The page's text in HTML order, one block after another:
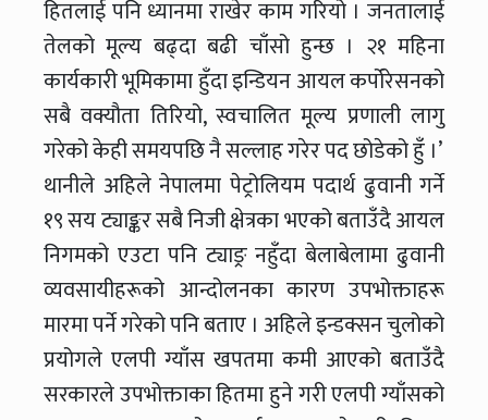
हितलाई पनि ध्यानमा राखेर काम गरियो । जनतालाई
तेलको मूल्य बढ्दा बढी चाँसो हुन्छ । २१ महिना
कार्यकारी भूमिकामा हुँदा इन्डियन आयल कर्पोरेसनको
सबै वक्यौता तिरियो, स्वचालित मूल्य प्रणाली लागु
गरेको केही समयपछि नै सल्लाह गरेर पद छोडेको हुँ ।’
थानीले अहिले नेपालमा पेट्रोलियम पदार्थ ढुवानी गर्ने
१९ सय ट्याङ्कर सबै निजी क्षेत्रका भएको बताउँदै आयल
निगमको एउटा पनि ट्याङ्र नहुँदा बेलाबेलामा ढुवानी
व्यवसायीहरूको आन्दोलनका कारण उपभोक्ताहरू
मारमा पर्ने गरेको पनि बताए । अहिले इन्डक्सन चुलोको
प्रयोगले एलपी ग्याँस खपतमा कमी आएको बताउँदै
सरकारले उपभोक्ताका हितमा हुने गरी एलपी ग्याँसको